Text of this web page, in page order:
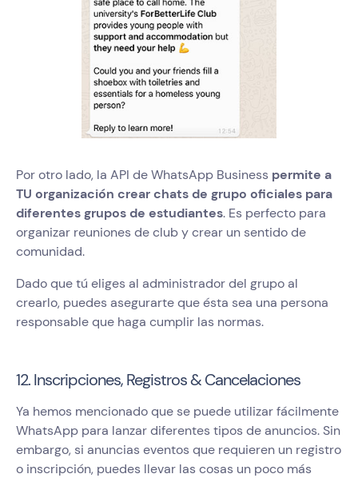
Por otro lado, la API de WhatsApp Business permite a
TU organización crear chats de grupo oficiales para
diferentes grupos de estudiantes. Es perfecto para
organizar reuniones de club y crear un sentido de
comunidad.
Dado que tú eliges al administrador del grupo al
crearlo, puedes asegurarte que ésta sea una persona
responsable que haga cumplir las normas.
12. Inscripciones, Registros & Cancelaciones
Ya hemos mencionado que se puede utilizar fácilmente
WhatsApp para lanzar diferentes tipos de anuncios. Sin
embargo, si anuncias eventos que requieren un registro
o inscripción, puedes llevar las cosas un poco más